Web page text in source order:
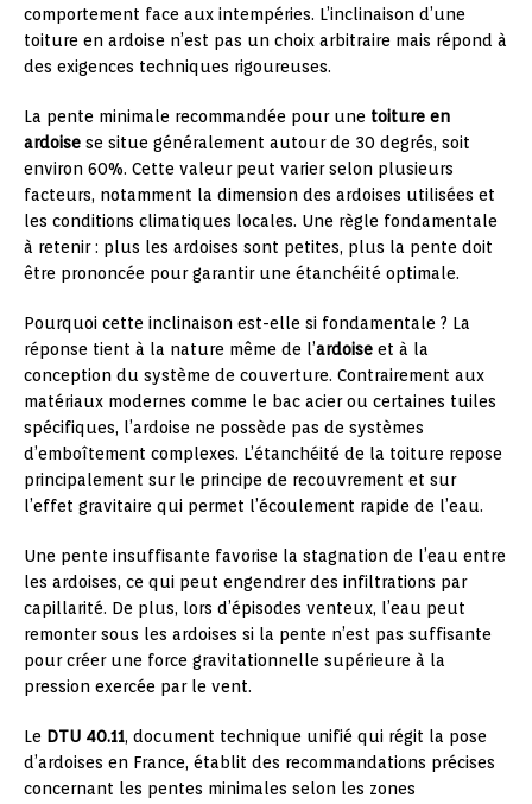
comportement face aux intempéries. L’inclinaison d’une
toiture en ardoise n’est pas un choix arbitraire mais répond à
des exigences techniques rigoureuses.
La pente minimale recommandée pour une toiture en
ardoise se situe généralement autour de 30 degrés, soit
environ 60%. Cette valeur peut varier selon plusieurs
facteurs, notamment la dimension des ardoises utilisées et
les conditions climatiques locales. Une règle fondamentale
à retenir : plus les ardoises sont petites, plus la pente doit
être prononcée pour garantir une étanchéité optimale.
Pourquoi cette inclinaison est-elle si fondamentale ? La
réponse tient à la nature même de l’ardoise et à la
conception du système de couverture. Contrairement aux
matériaux modernes comme le bac acier ou certaines tuiles
spécifiques, l’ardoise ne possède pas de systèmes
d’emboîtement complexes. L’étanchéité de la toiture repose
principalement sur le principe de recouvrement et sur
l’effet gravitaire qui permet l’écoulement rapide de l’eau.
Une pente insuffisante favorise la stagnation de l’eau entre
les ardoises, ce qui peut engendrer des infiltrations par
capillarité. De plus, lors d’épisodes venteux, l’eau peut
remonter sous les ardoises si la pente n’est pas suffisante
pour créer une force gravitationnelle supérieure à la
pression exercée par le vent.
Le DTU 40.11, document technique unifié qui régit la pose
d’ardoises en France, établit des recommandations précises
concernant les pentes minimales selon les zones